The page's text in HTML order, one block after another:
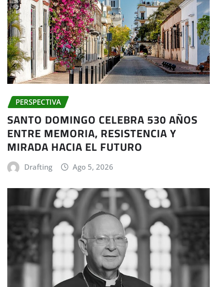
PERSPECTIVA
SANTO DOMINGO CELEBRA 530 AÑOS
ENTRE MEMORIA, RESISTENCIA Y
MIRADA HACIA EL FUTURO
Drafting Ago 5, 2026